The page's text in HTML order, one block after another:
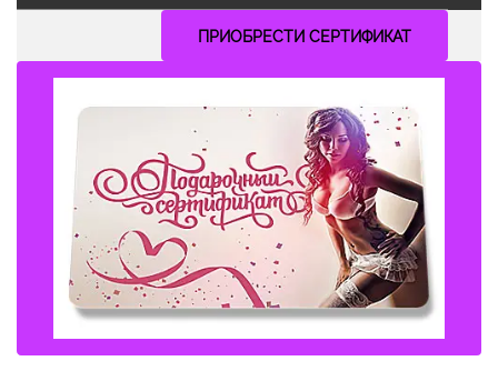
ПРИОБРЕСТИ СЕРТИФИКАТ